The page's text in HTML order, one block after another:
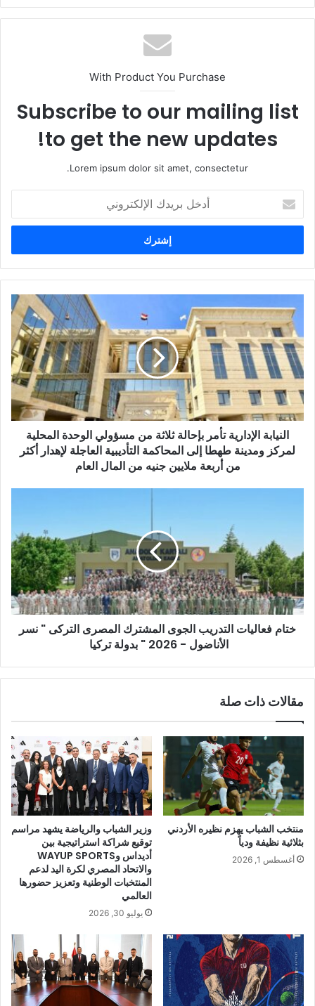
With Product You Purchase
Subscribe to our mailing list
to get the new updates!
Lorem ipsum dolor sit amet, consectetur.
خ
ب
ر
ك
ل
ل
ك
ت
ر
النيابة الإدارية تأمر بإحالة ثلاثة من مسؤولي الوحدة المحلية
لمركز ومدينة طهطا إلى المحاكمة التأديبية العاجلة لإهدار أكثر
من أربعة ملايين جنيه من المال العام
ختام فعاليات التدريب الجوى المشترك المصرى التركى " نسر
الأناضول - 2026 " بدولة تركيا
مقالات ذات صلة
منتخب الشباب يهزم نظيره الأردني
بثلاثية نظيفة ودياً
أغسطس 1, 2026
وزير الشباب والرياضة يشهد مراسم
توقيع شراكة استراتيجية بين
أديداس وWAYUP SPORTS
والاتحاد المصري لكرة اليد لدعم
المنتخبات الوطنية وتعزيز حضورها
العالمي
يوليو 30, 2026